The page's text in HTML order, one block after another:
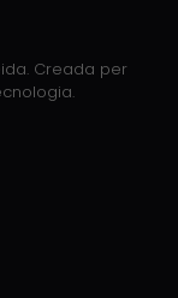
Creada per